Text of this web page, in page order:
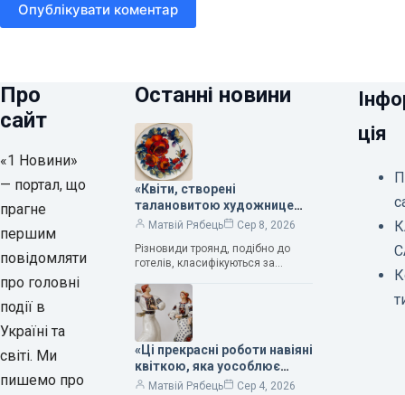
Опублікувати коментар
Про
сайт
«1 Новини»
— портал, що
прагне
першим
повідомляти
про головні
події в
Україні та
світі. Ми
пишемо про
Останні новини
«Квіти, створені
талановитою художницею
Валентиною Трегубовою,
— колекціонерка Людмила
Карпінська-Романюк
Матвій Рябець
Сер 8, 2026
Різновиди троянд, подібно до
готелів, класифікуються за
класифікації квітів їх лише чотири.
Критерії оцінки включають
розмір…
«Ці прекрасні роботи навіяні
квіткою, яка уособлює
нескінченне кохання», —
Матвій Рябець
Сер 4, 2026
ція